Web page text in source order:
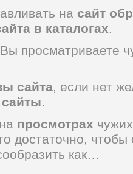
на сайт
в каталогах.
просматриваете
сайта, если нет
.
на просмотрах
достаточно,
как…